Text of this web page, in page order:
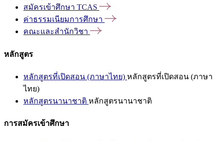
สมัครเข้าศึกษา TCAS
ค่าธรรมเนียมการศึกษา
คณะและสำนักวิชา
หลักสูตร
หลักสูตรที่เปิดสอน (ภาษาไทย) หลักสูตรที่เปิดสอน (ภาษา
ไทย)
หลักสูตรนานาชาติ หลักสูตรนานาชาติ
การสมัครเข้าศึกษา